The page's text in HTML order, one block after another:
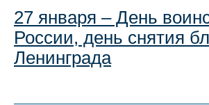
27 января – День
России, день снятия
Ленинграда